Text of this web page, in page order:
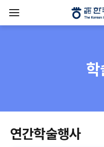
연간학술행사